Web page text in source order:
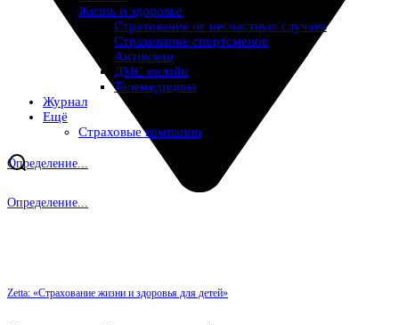
Определение...
Определение...
Жизнь и здоровье
Страхование от несчастных случаев
Страхование спортсменов
Антиклещ
ДМС онлайн
Телемедицина
Журнал
Ещё
Страховые компании
Zetta: «Страхование жизни и здоровья для детей»‎